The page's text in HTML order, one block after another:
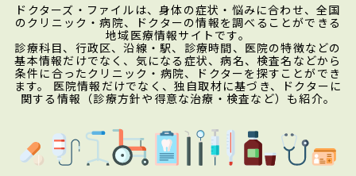
ドクターズ・ファイルは、身体の症状・悩みに合わせ、全国
のクリニック・病院、ドクターの情報を調べることができる
地域医療情報サイトです。
診療科目、行政区、沿線・駅、診療時間、医院の特徴などの
基本情報だけでなく、気になる症状、病名、検査名などから
条件に合ったクリニック・病院、ドクターを探すことができ
ます。 医院情報だけでなく、独自取材に基づき、ドクターに
関する情報（診療方針や得意な治療・検査など）も紹介。